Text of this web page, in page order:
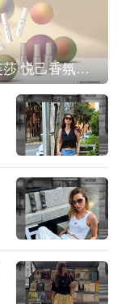
IPSA茵芙莎 悦己香氛凝露上市